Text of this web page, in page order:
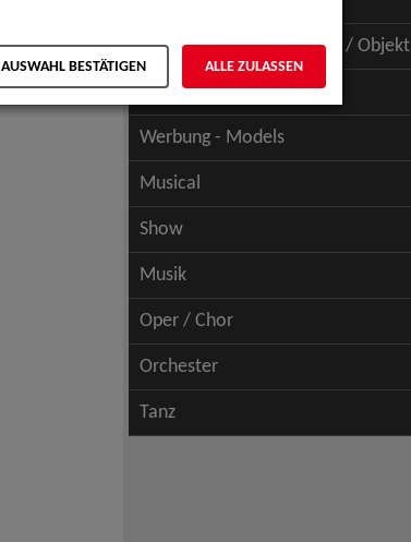
Schauspiel - Figur / Puppe / Objekt
Werbung - Talents
Werbung - Models
Musical
Show
Musik
Oper / Chor
Orchester
Tanz
AUSWAHL BESTÄTIGEN ALLE ZULASSEN